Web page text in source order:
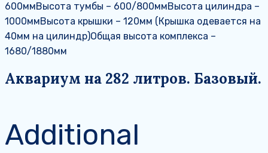
600ммВысота тумбы – 600/800ммВысота цилиндра –
1000ммВысота крышки – 120мм (Крышка одевается на
40мм на цилиндр)Общая высота комплекса –
1680/1880мм
Аквариум на 282 литров. Базовый.
Additional